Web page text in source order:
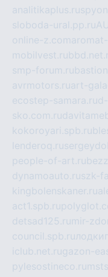
analitikaplus.ru
sloboda-ural.pp.ru
online-z.com
mobilvest.ru
smp-forum.ru
avrmotors.ruart-
ecostep-samara.ru
sko.com.ru
kokoroyari.spb.ru
lenderoq.ru
people-of-art.ru
dynamoauto.ruszk-
kingbolenskaner.ru
act1.spb.ru
detsad125.ru mir-
council.spb.ru
iclub.net.rugazon-
pylesostineco.ru